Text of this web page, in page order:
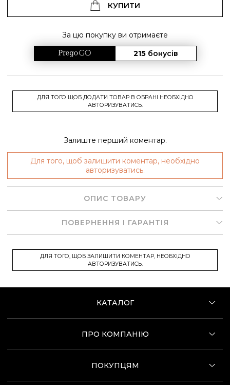
КУПИТИ
За цю покупку ви отримаєте
215 бонусів
ДЛЯ ТОГО ЩОБ ДОДАТИ ТОВАР В ОБРАНІ НЕОБХІДНО
АВТОРИЗУВАТИСЬ.
Залиште перший коментар.
Для того, щоб залишити коментар, необхідно
авторизуватись.
ОПИС ТОВАРУ
ПОВЕРНЕННЯ І ГАРАНТІЯ
ДЛЯ ТОГО, ЩОБ ЗАЛИШИТИ КОМЕНТАР, НЕОБХІДНО
АВТОРИЗУВАТИСЬ.
КАТАЛОГ
ПРО КОМПАНІЮ
ПОКУПЦЯМ